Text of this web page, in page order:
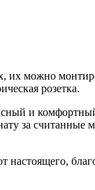
их можно
розетка.
и
за